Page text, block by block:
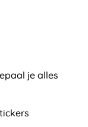
je alles